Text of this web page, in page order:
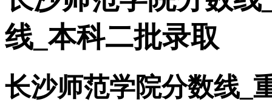
线_本科二批录取
长沙师范学院分数线_